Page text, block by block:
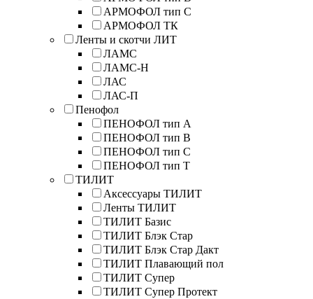
АРМОФОЛ тип C
АРМОФОЛ ТК
Ленты и скотчи ЛИТ
ЛАМС
ЛАМС-Н
ЛАС
ЛАС-П
Пенофол
ПЕНОФОЛ тип А
ПЕНОФОЛ тип B
ПЕНОФОЛ тип C
ПЕНОФОЛ тип T
ТИЛИТ
Аксессуары ТИЛИТ
Ленты ТИЛИТ
ТИЛИТ Базис
ТИЛИТ Блэк Стар
ТИЛИТ Блэк Стар Дакт
ТИЛИТ Плавающий пол
ТИЛИТ Супер
ТИЛИТ Супер Протект